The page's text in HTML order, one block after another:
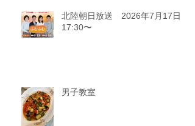
北陸朝日放送 2026年7月17日
17:30〜
男子教室